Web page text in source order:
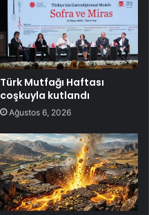
Türk Mutfağı Haftası
coşkuyla kutlandı
Ağustos 6, 2026